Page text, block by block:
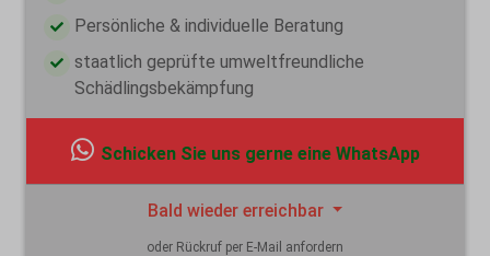
Persönliche & individuelle Beratung
staatlich geprüfte umweltfreundliche
Schädlingsbekämpfung
Schicken Sie uns gerne eine WhatsApp
Bald wieder erreichbar
oder Rückruf per E-Mail anfordern